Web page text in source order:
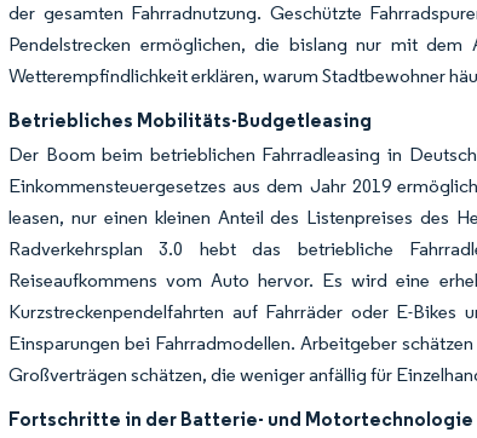
der gesamten Fahrradnutzung. Geschützte
Pendelstrecken ermöglichen, die bislang nur mit dem
Wetterempfindlichkeit erklären, warum Stadtbewohner
Betriebliches Mobilitäts-Budgetleasing
Der Boom beim betrieblichen Fahrradleasing in
Einkommensteuergesetzes aus dem Jahr 2019
leasen, nur einen kleinen Anteil des Listenpreises des
Radverkehrsplan 3.0 hebt das betriebliche
Reiseaufkommens vom Auto hervor. Es wird eine
Kurzstreckenpendelfahrten auf Fahrräder oder E-
Einsparungen bei Fahrradmodellen. Arbeitgeber
Großverträgen schätzen, die weniger anfällig für
Fortschritte in der Batterie- und Motortechnologie